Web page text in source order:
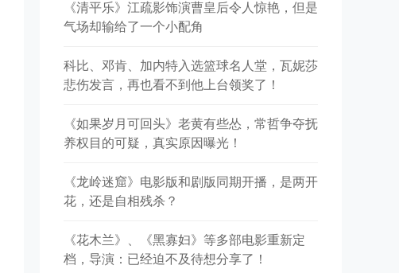
《清平乐》江疏影饰演曹皇后令人惊艳，但是
气场却输给了一个小配角
科比、邓肯、加内特入选篮球名人堂，瓦妮莎
悲伤发言，再也看不到他上台领奖了！
《如果岁月可回头》老黄有些怂，常哲争夺抚
养权目的可疑，真实原因曝光！
《龙岭迷窟》电影版和剧版同期开播，是两开
花，还是自相残杀？
《花木兰》、《黑寡妇》等多部电影重新定
档，导演：已经迫不及待想分享了！